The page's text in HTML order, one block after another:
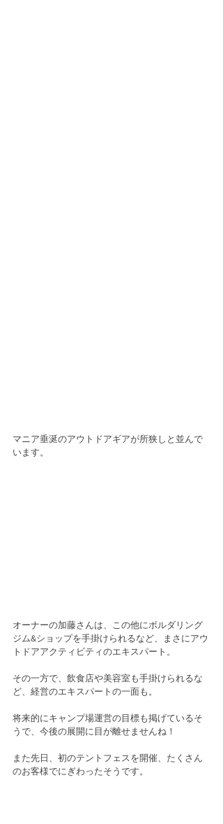
マニア垂涎のアウトドアギアが所狭しと並んで
います。
オーナーの加藤さんは、この他にボルダリング
ジム&ショップを手掛けられるなど、まさにアウ
トドアアクティビティのエキスパート。
その一方で、飲食店や美容室も手掛けられるな
ど、経営のエキスパートの一面も。
将来的にキャンプ場運営の目標も掲げているそ
うで、今後の展開に目が離せませんね！
また先日、初のテントフェスを開催、たくさん
のお客様でにぎわったそうです。